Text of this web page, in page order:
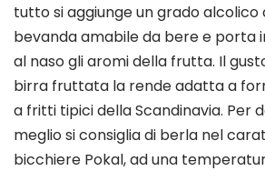
tutto si aggiunge un grado alcolico
bevanda amabile da bere e porta
al naso gli aromi della frutta. Il
birra fruttata la rende adatta a
a fritti tipici della Scandinavia. Per
meglio si consiglia di berla nel
bicchiere Pokal, ad una